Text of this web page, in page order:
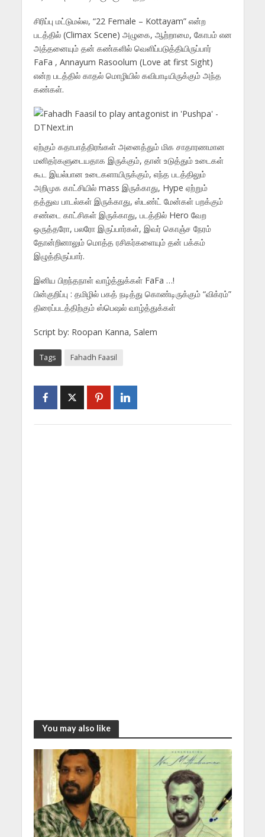
சிரிப்பு மட்டுமல்ல, “22 Female – Kottayam” என்ற
படத்தில் (Climax Scene) அழுகை, ஆற்றாமை, கோபம் என
அத்தனையும் தன் கண்களில் வெளிப்படுத்தியிருப்பார்
FaFa , Annayum Rasoolum (Love at first Sight)
என்ற படத்தில் காதல் மொழியில் கவிபாடியிருக்கும் அந்த
கண்கள்.
ஏற்கும் கதாபாத்திரங்கள் அனைத்தும் மிக சாதாரணமான
மனிதர்களுடையதாக இருக்கும், தான் உடுத்தும் உடைகள்
கூட இயல்பான உடைகளாயிருக்கும், எந்த படத்திலும்
அறிமுக காட்சியில் mass இருக்காது, Hype ஏற்றும்
தத்துவ பாடல்கள் இருக்காது, ஸ்டண்ட் மேன்கள் பறக்கும்
சண்டை காட்சிகள் இருக்காது, படத்தில் Hero வேற
ஒருத்தரோ, பலரோ இருப்பார்கள், இவர் கொஞ்ச நேரம்
தோன்றினாலும் மொத்த ரசிகர்களையும் தன் பக்கம்
இழுத்திருப்பார்.
இனிய பிறந்தநாள் வாழ்த்துக்கள் FaFa …!
பின்குறிப்பு : தமிழில் பகத் நடித்து கொண்டிருக்கும் “விக்ரம்”
திரைப்படத்திற்கும் ஸ்பெஷல் வாழ்த்துக்கள்
Script by: Roopan Kanna, Salem
Tags Fahadh Faasil
You may also like